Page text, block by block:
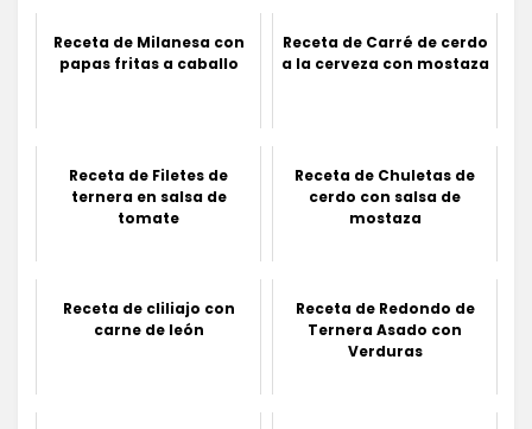
Receta de Milanesa con
papas fritas a caballo
Receta de Carré de cerdo
a la cerveza con mostaza
Receta de Filetes de
ternera en salsa de
tomate
Receta de Chuletas de
cerdo con salsa de
mostaza
Receta de cliliajo con
carne de león
Receta de Redondo de
Ternera Asado con
Verduras